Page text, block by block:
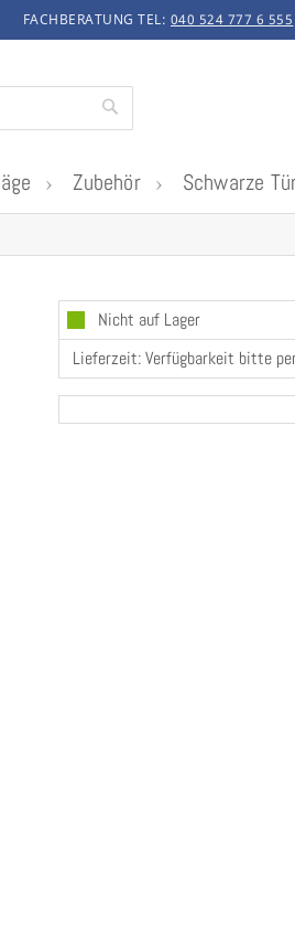
FACHBERATUNG TEL: 040 524 777 6 555
Suche
Zubehör Schwarze
Nicht auf Lager
Lieferzeit: Verfügbarkeit bitte